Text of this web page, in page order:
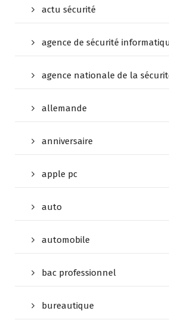
actu sécurité
agence de sécurité
agence nationale de la
allemande
anniversaire
apple pc
auto
automobile
bac professionnel
bureautique